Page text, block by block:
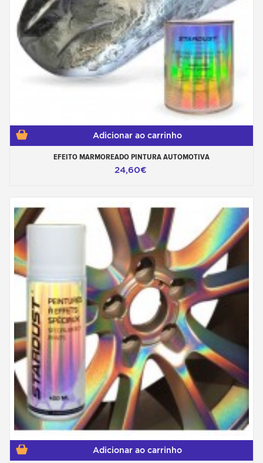
Adicionar ao carrinho
EFEITO MARMOREADO PINTURA AUTOMOTIVA
24,60€
Adicionar ao carrinho